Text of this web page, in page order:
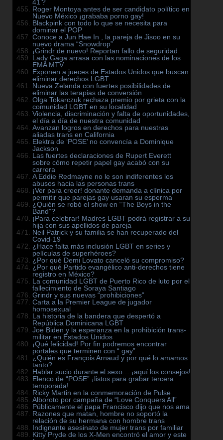
41’?
Roger Montoya antes de ser candidato político en
Nuevo México ¡grababa porno gay!
Blackpink con todo lo que se necesita para
dominar el POP
Conoce a Jun Hae In , la pareja de Jisoo en su
nuevo drama “Snowdrop”
¡Grindr de nuevo! Reportan fallo de seguridad
Lady Gaga arrasa con las nominaciones de los
EMA MTV
Exponen a jueces de Estados Unidos que buscan
eliminar derechos LGBT
Nueva Zelanda con fuertes posibilidades de
eliminar las terapias de conversión
Olga Tokarczuk rechaza premio por grieta con la
comunidad LGBT en su localidad
Violencia, discriminación y falta de oportunidades,
el día a día de nuestra comunidad
Avanzan logros en derechos para nuestras
aliadas trans en California
Elektra de ‘POSE’ no convencía a Dominique
Jackson
Las fuertes declaraciones de Rupert Everett
sobre cómo repetir papel gay acabó con su
carrera
A Eddie Redmayne no le son indiferentes los
abusos hacia las personas trans
¡Ver para creer! donante demanda a clínica por
permitir que parejas gay usaran su esperma
¿Quién se robó el show en “The Boys in the
Band”?
¡Para celebrar! Madres LGBT podrá registrar a su
hija con sus apellidos de pareja
Neil Patrick y su familia se han recuperado del
Covid-19
¿Hace falta más inclusión LGBT en series y
películas de superhéroes?
¿Por qué Demi Lovato canceló su compromiso?
¿Por qué Partido evangélico anti-derechos tiene
registro en México?
La comunidad LGBT de Puerto Rico de luto por el
fallecimiento de Soraya Santiago
Grindr y sus nuevas “prohibiciones”
Carta a la Premier League de jugador
homosexual
La historia de la bandera que despertó a
República Dominicana LGBT
Joe Biden y la esperanza en la prohibición trans-
militar en Estados Unidos
¡Qué felicidad! Por fin podremos encontrar
portales que terminen con “.gay”
¿Quién es François Arnaud y por qué lo amamos
tanto?
Hablar sucio durante el sexo… ¡aquí los consejos!
Elenco de “POSE” ¡listos para grabar tercera
temporada!
Ricky Martin en la conmemoración de Pulse
Alboroto por campaña de “Love Conquers All”
Públicamente el papa Francisco dijo que nos ama
Razones que matan, hombre no soportó la
relación de su hermana con hombre trans
Indignante asesinato de mujer trans por familiar
Kitty Pryde de los X-Men encontró el amor y este